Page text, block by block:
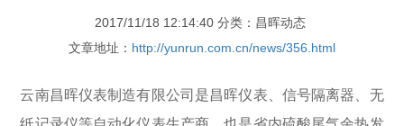
2017/11/18 12:14:40 分类：昌晖动态
文章地址： http://yunrun.com.cn/news/356.html
云南昌晖仪表制造有限公司是昌晖仪表、信号隔离器、无